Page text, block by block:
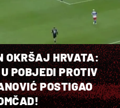
OKRŠAJ HRVATA:
POBJEDI PROTIV
POSTIGAO